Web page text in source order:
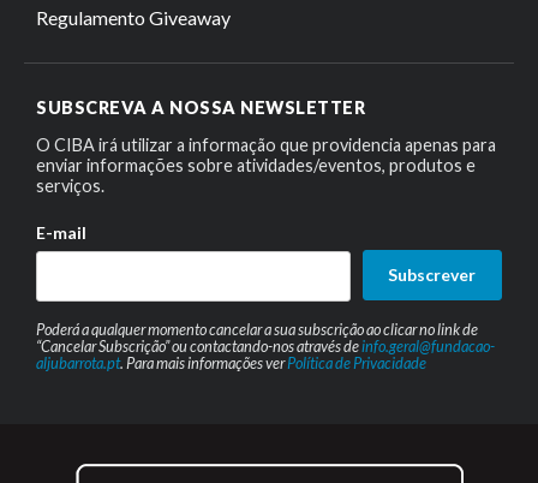
Regulamento Giveaway
SUBSCREVA A NOSSA NEWSLETTER
O CIBA irá utilizar a informação que providencia apenas para
enviar informações sobre atividades/eventos, produtos e
serviços.
E-mail
Subscrever
Poderá a qualquer momento cancelar a sua subscrição ao clicar no link de
“Cancelar Subscrição” ou contactando-nos através deinfo.geral@fundacao-
aljubarrota.pt. Para mais informações verPolítica de Privacidade